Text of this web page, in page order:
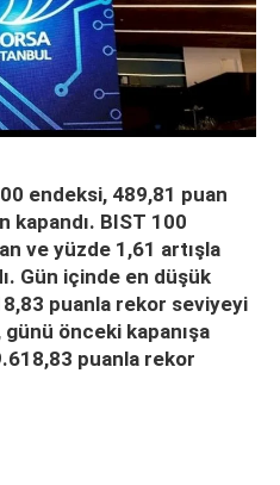
endeksi, 489,81 puan
kapandı. BIST 100
ve yüzde 1,61 artışla
Gün içinde en düşük
puanla rekor seviyeyi
önceki kapanışa
puanla rekor